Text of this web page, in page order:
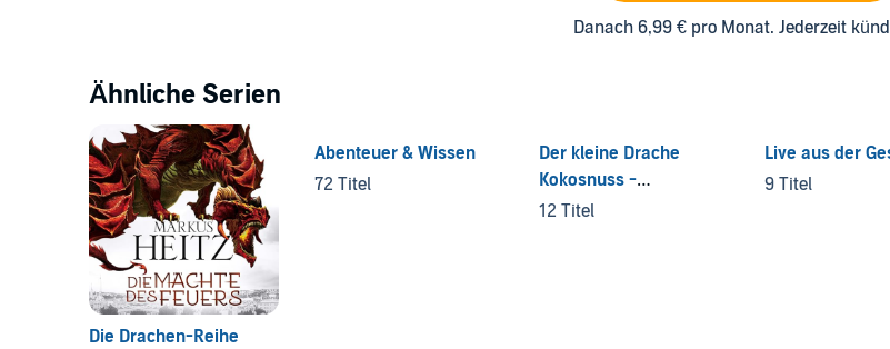
Danach 6,99 € pro Monat. Jederzeit
Ähnliche Serien
Die Drachen-Reihe
Abenteuer & Wissen
72 Titel
Der kleine Drache
Kokosnuss -
Sachhörbücher
12 Titel
Live aus der
9 Titel